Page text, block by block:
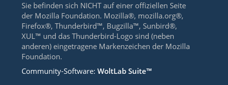
Sie befinden sich NICHT auf einer offiziellen Seite
der Mozilla Foundation. Mozilla®, mozilla.org®,
Firefox®, Thunderbird™, Bugzilla™, Sunbird®,
XUL™ und das Thunderbird-Logo sind (neben
anderen) eingetragene Markenzeichen der Mozilla
Foundation.
Community-Software:WoltLab Suite™